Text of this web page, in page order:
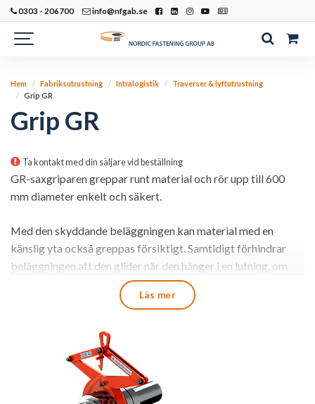
0303 - 206700 info@nfgab.se
Hem Fabriksutrustning Intralogistik
Traverser & lyftutrustning
Grip GR
Grip GR
Ta kontakt med din säljare vid beställning
GR-saxgriparen greppar runt material och rör upp till 600
mm diameter enkelt och säkert.
Med den skyddande beläggningen kan material med en
känslig yta också greppas försiktigt. Samtidigt förhindrar
beläggningen att den glider när den hänger i en lutning, om
fästpunkten inte är exakt i tyngdpunkten.
Läs mer